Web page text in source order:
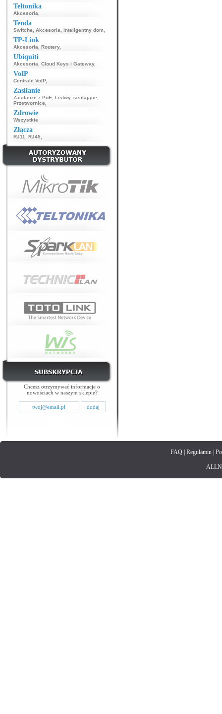
Teltonika
Akcesoria
Tenda
Switche Akcesoria Inteligentny dom
TP-Link
Akcesoria Routery,
Ubiquiti
Akcesoria Cloud Keys i Gateway,
VoIP
Centrale VoIP,
Zasilanie
Zasilacze z PoE Listwy zasilające
Przetwornice
Zdrowie
Wszystkie
Złącza
RJ11 RJ45
Chcesz otrzymywać informacje o
nowościach w naszym sklepie?
FAQ| Regulamin|